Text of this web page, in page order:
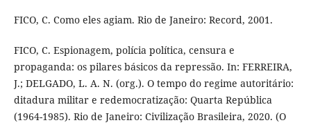
FICO, C. Como eles agiam. Rio de Janeiro: Record, 2001.
FICO, C. Espionagem, polícia política, censura e
propaganda: os pilares básicos da repressão. In: FERREIRA,
J.; DELGADO, L. A. N. (org.). O tempo do regime autoritário:
ditadura militar e redemocratização: Quarta República
(1964-1985). Rio de Janeiro: Civilização Brasileira, 2020. (O